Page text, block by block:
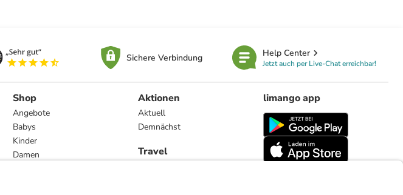
Sichere Verbindung Help Center
Jetzt auch per Live-Chat erreichbar!
Shop
Angebote
Babys
Kinder
Damen
Aktionen
Aktuell
Demnächst
Travel
limango app